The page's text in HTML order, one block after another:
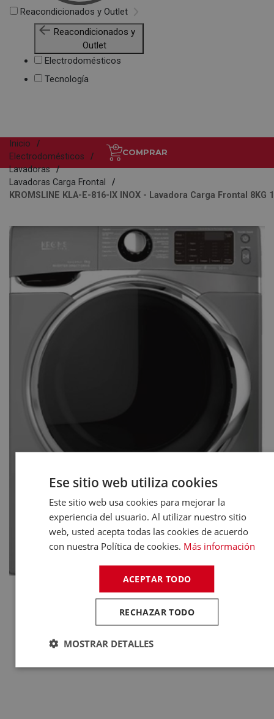
Reacondicionados y Outlet
Reacondicionados y
Outlet
Electrodomésticos
Tecnología
COMPRAR
Inicio
Electrodomésticos
Lavadoras
Lavadoras Carga Frontal
KROMSLINE KLA-E-816-IX INOX - Lavadora Carga Frontal 8KG
Ese sitio web utiliza cookies
Este sitio web usa cookies para mejorar la
experiencia del usuario. Al utilizar nuestro sitio
web, usted acepta todas las cookies de acuerdo
con nuestra Política de cookies. Más información
ACEPTAR TODO
RECHAZAR TODO
MOSTRAR DETALLES